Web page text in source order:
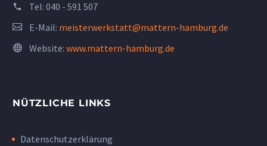
Tel: 040 - 591 507
E-Mail: meisterwerkstatt@mattern-hamburg.de
Website: www.mattern-hamburg.de
NÜTZLICHE LINKS
Datenschutzerklärung